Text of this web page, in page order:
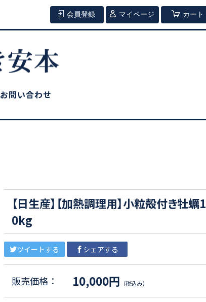
会員登録 マイページ カート
お問い合わせ
【日生産】【加熱調理用】小粒殻付き牡蠣1
0kg
ツイートする シェアする
販売価格： 10,000円 （税込み）